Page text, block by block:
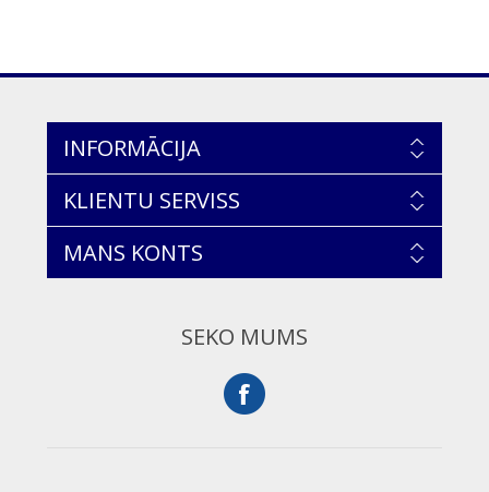
INFORMĀCIJA
KLIENTU SERVISS
MANS KONTS
SEKO MUMS